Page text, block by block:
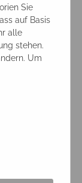
Sie
auf Basis
alle
stehen.
Um